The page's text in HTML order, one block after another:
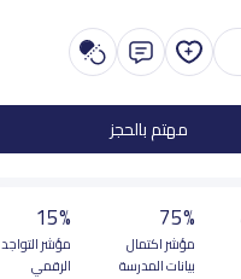
مهتم بالحجز
75%
مؤشر اكتمال
بيانات المدرسة
15%
مؤشر التواجد
الرقمي